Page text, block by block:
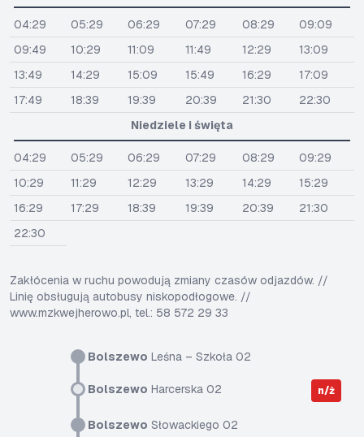
Bolszewo Leśna – Szkoła 02
Bolszewo Harcerska 02 n/ż
Bolszewo Słowackiego 02
04:29 05:29 06:29 07:29 08:29
09:09
09:49
10:29 11:09 11:49 12:29
13:09
13:49
14:29 15:09 15:49 16:29
17:09
17:49
18:39 19:39 20:39 21:30
22:30
Niedziele i święta
04:29 05:29 06:29 07:29 08:29
09:29
10:29
11:29 12:29 13:29 14:29
15:29
16:29
17:29 18:39 19:39 20:39
21:30
22:30
Zakłócenia w ruchu powodują zmiany czasów odjazdów. //
Linię obsługują autobusy niskopodłogowe. //
www.mzkwejherowo.pl, tel.: 58 572 29 33